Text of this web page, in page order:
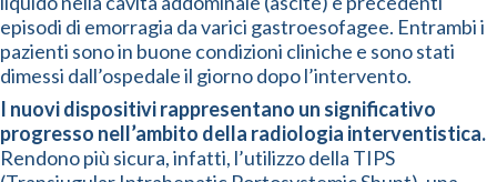
episodi di emorragia da varici gastroesofagee. Entrambi i
pazienti sono in buone condizioni cliniche e sono stati
dimessi dall’ospedale il giorno dopo l’intervento.
I nuovi dispositivi rappresentano un significativo
progresso nell’ambito della radiologia interventistica.
Rendono più sicura, infatti, l’utilizzo della TIPS